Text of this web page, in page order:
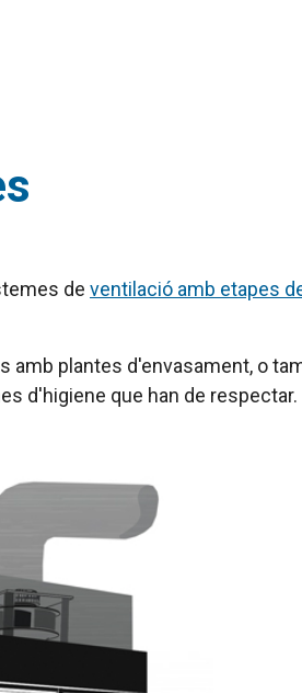
de ventilació amb etapes
amb plantes d'envasament, o
d'higiene que han de respectar.